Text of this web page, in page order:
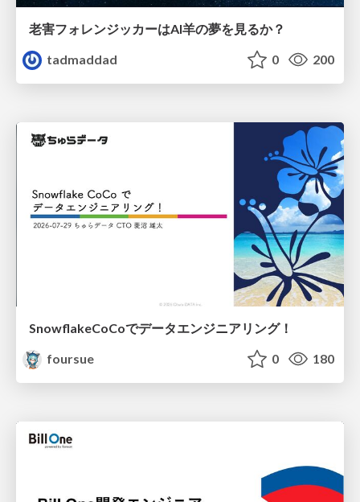
老害フォレンジッカーはAI羊の夢を見るか？
tadmaddad
0 200
SnowflakeCoCoでデータエンジニアリング！
foursue
0 180